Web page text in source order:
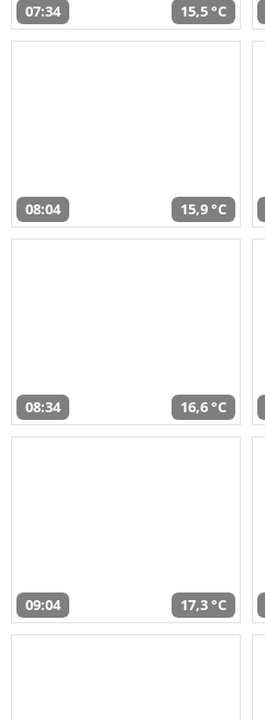
07:34 15,5 °C
08:04 15,9 °C
08:34 16,6 °C
09:04 17,3 °C